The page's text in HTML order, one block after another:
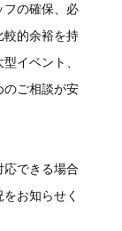
フの確保、必
較的余裕を持
イベント、
のご相談が安
応できる場合
お知らせく